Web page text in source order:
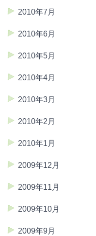
2010年7月
2010年6月
2010年5月
2010年4月
2010年3月
2010年2月
2010年1月
2009年12月
2009年11月
2009年10月
2009年9月